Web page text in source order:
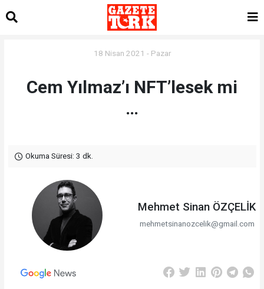
18 Nisan 2021 - Pazar
Cem Yılmaz’ı NFT’lesek mi
…
Okuma Süresi: 3 dk.
Mehmet Sinan ÖZÇELİK
mehmetsinanozcelik@gmail.com